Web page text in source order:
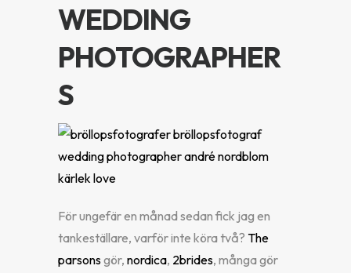
WEDDING
PHOTOGRAPHER
S
För ungefär en månad sedan fick jag en
tankeställare, varför inte köra två? The
parsonsgör, nordica, 2brides, många gör